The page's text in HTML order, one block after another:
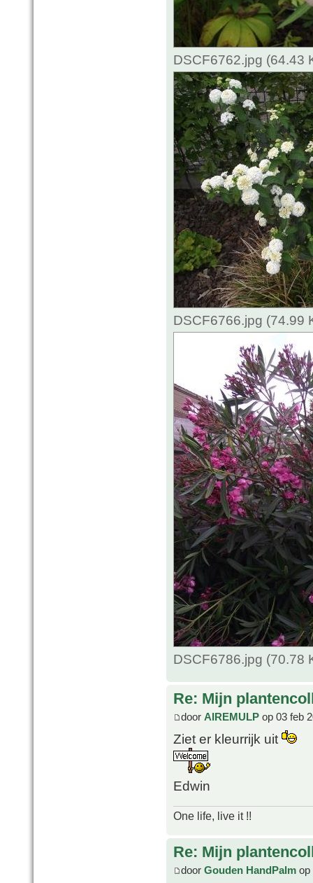
DSCF6762.jpg (64.43
DSCF6766.jpg (74.99
DSCF6786.jpg (70.78
Re: Mijn
door AIREMULP op 03 feb
Ziet er kleurrijk uit
Edwin
One life, live it !!
Re: Mijn
door Gouden HandPalm op